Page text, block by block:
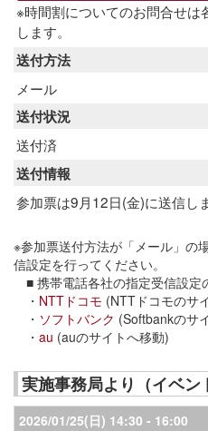
※時間割についてのお問合せは
します。
送付方法
メール
送付状況
送付済
送付情報
参加票は9月12日(金)に送信し
※参加票送付方法が「メール」の
信設定を行ってください。
■ 携帯電話各社の指定受信設定
・ NTTドコモ (NTTドコモのサ
・ ソフトバンク (Softbankのサ
・ au (auのサイトへ移動)
実施事務局より（イベン
2026/01/25(日) 14:30 - 16:00